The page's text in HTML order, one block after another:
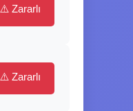
⚠️ Zararlı
⚠️ Zararlı